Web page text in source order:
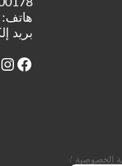
900178 كونستانتا،
هاتف:
بريد
الخصوصية